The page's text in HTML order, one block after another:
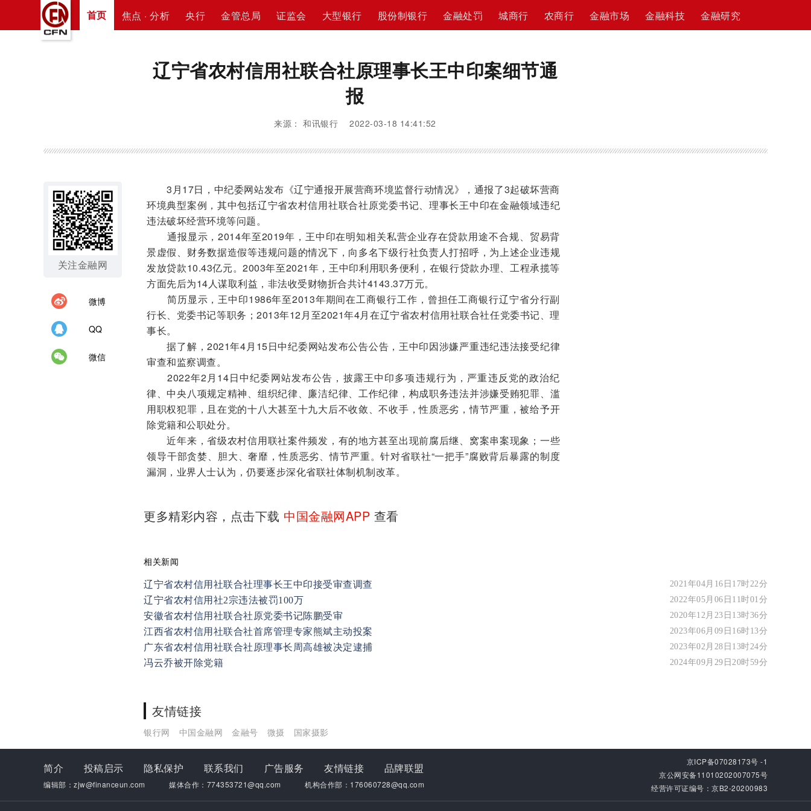
首页 焦点 · 分析 央行 金管总局 证监会 大型银行 股份制银行 金融处罚 城商行 农商行 金融市场 金融科技 金融研究
辽宁省农村信用社联合社原理事长王中印案细节通
报
来源： 和讯银行 2022-03-18 14:41:52
关注金融网
微博
QQ
微信
3月17日，中纪委网站发布《辽宁通报开展营商环境监督行动情况》，通报了3起破坏营商
环境典型案例，其中包括辽宁省农村信用社联合社原党委书记、理事长王中印在金融领域违纪
违法破坏经营环境等问题。
通报显示，2014年至2019年，王中印在明知相关私营企业存在贷款用途不合规、贸易背
景虚假、财务数据造假等违规问题的情况下，向多名下级行社负责人打招呼，为上述企业违规
发放贷款10.43亿元。2003年至2021年，王中印利用职务便利，在银行贷款办理、工程承揽等
方面先后为14人谋取利益，非法收受财物折合共计4143.37万元。
简历显示，王中印1986年至2013年期间在工商银行工作，曾担任工商银行辽宁省分行副
行长、党委书记等职务；2013年12月至2021年4月在辽宁省农村信用社联合社任党委书记、理
事长。
据了解，2021年4月15日中纪委网站发布公告公告，王中印因涉嫌严重违纪违法接受纪律
审查和监察调查。
2022年2月14日中纪委网站发布公告，披露王中印多项违规行为，严重违反党的政治纪
律、中央八项规定精神、组织纪律、廉洁纪律、工作纪律，构成职务违法并涉嫌受贿犯罪、滥
用职权犯罪，且在党的十八大甚至十九大后不收敛、不收手，性质恶劣，情节严重，被给予开
除党籍和公职处分。
近年来，省级农村信用联社案件频发，有的地方甚至出现前腐后继、窝案串案现象；一些
领导干部贪婪、胆大、奢靡，性质恶劣、情节严重。针对省联社“一把手”腐败背后暴露的制度
漏洞，业界人士认为，仍要逐步深化省联社体制机制改革。
更多精彩内容，点击下载 中国金融网APP 查看
相关新闻
辽宁省农村信用社联合社理事长王中印接受审查调查 2021年04月16日17时22分
辽宁省农村信用社2宗违法被罚100万 2022年05月06日11时01分
安徽省农村信用社联合社原党委书记陈鹏受审 2020年12月23日13时36分
江西省农村信用社联合社首席管理专家熊斌主动投案 2023年06月09日16时13分
广东省农村信用社联合社原理事长周高雄被决定逮捕 2023年02月28日13时24分
冯云乔被开除党籍 2024年09月29日20时59分
友情链接
银行网 中国金融网 金融号 微摄 国家摄影
简介 投稿启示 隐私保护 联系我们 广告服务 友情链接 品牌联盟
编辑部：zjw@financeun.com 媒体合作：774353721@qq.com 机构合作部：176060728@qq.com
京ICP备07028173号 -1
京公网安备11010202007075号
经营许可证编号：京B2-20200983